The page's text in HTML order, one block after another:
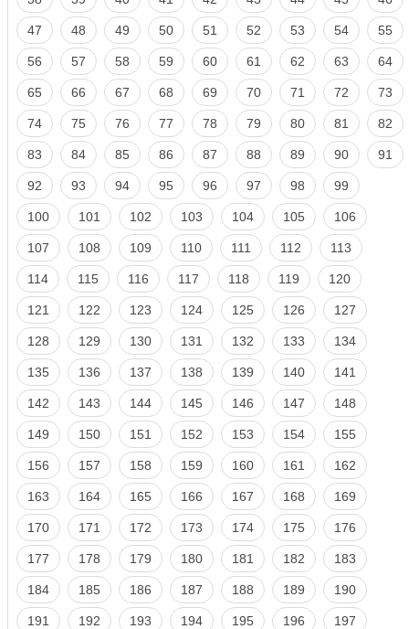
47 48 49 50 51 52 53 54 55
56 57 58 59 60 61 62 63 64
65 66 67 68 69 70 71 72 73
74 75 76 77 78 79 80 81 82
83 84 85 86 87 88 89 90 91
92 93 94 95 96 97 98 99
100 101 102 103 104 105 106
107 108 109 110 111 112 113
114 115 116 117 118 119 120
121 122 123 124 125 126 127
128 129 130 131 132 133 134
135 136 137 138 139 140 141
142 143 144 145 146 147 148
149 150 151 152 153 154 155
156 157 158 159 160 161 162
163 164 165 166 167 168 169
170 171 172 173 174 175 176
177 178 179 180 181 182 183
184 185 186 187 188 189 190
191 192 193 194 195 196 197